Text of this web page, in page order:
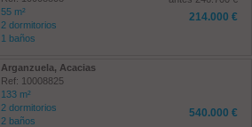
55 m²
2 dormitorios
1 baños
214.000 €
Arganzuela, Acacias
Ref: 10008825
133 m²
2 dormitorios
2 baños
540.000 €